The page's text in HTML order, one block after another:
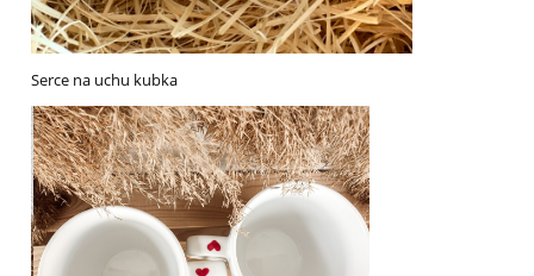
Serce na uchu kubka